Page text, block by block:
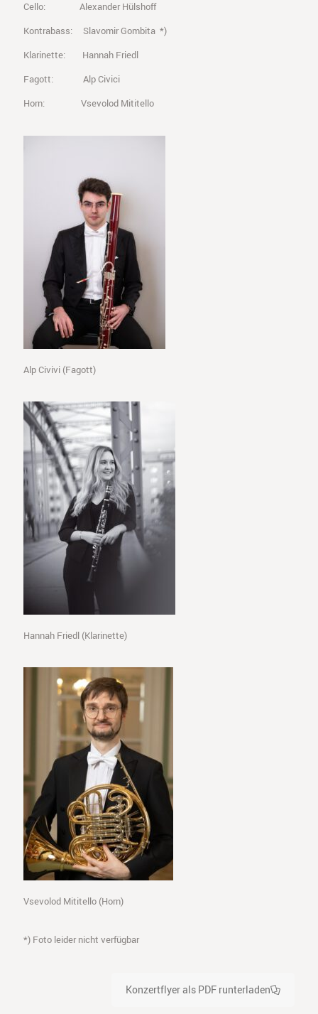
Cello: Alexander Hülshoff
Kontrabass: Slavomir Gombita *)
Klarinette: Hannah Friedl
Fagott: Alp Civici
Horn: Vsevolod Mititello
Alp Civivi (Fagott)
Hannah Friedl (Klarinette)
Vsevolod Mititello (Horn)
*) Foto leider nicht verfügbar
Konzertflyer als PDF runterladen